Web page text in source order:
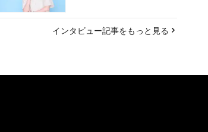
インタビュー記事をもっと見る